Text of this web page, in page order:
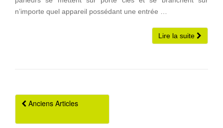
n’importe quel appareil possédant une entrée …
Lire la suite
Navigation Articles
Anciens Articles